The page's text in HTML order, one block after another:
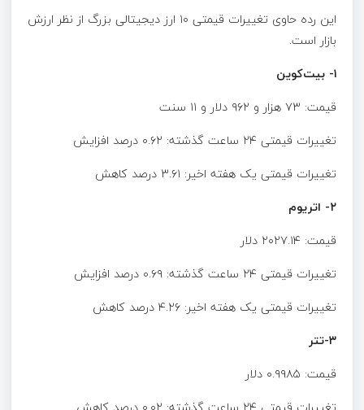
این رده حاوی تغییرات قیمتی ۱۰ ارز دیجیتالی بزرگ از نظر ارزش
بازار است.
۱- بیت‌کوین
قیمت: ۷۳ هزار و ۹۶۲ دلار و ۱۱ سنت
تغییرات قیمتی ۲۴ ساعت گذشته: ۰.۶۲ درصد افزایش
تغییرات قیمتی یک هفته اخیر: ۳.۶۱ درصد کاهش
۲- اتریوم
قیمت: ۲۰۲۷.۱۴ دلار
تغییرات قیمتی ۲۴ ساعت گذشته: ۰.۶۹ درصد افزایش
تغییرات قیمتی یک هفته اخیر: ۴.۲۶ درصد کاهش
۳-تتر
قیمت: ۰.۹۹۸۵ دلار